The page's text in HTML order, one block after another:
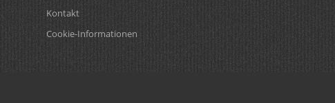
Kontakt
Cookie-Informationen